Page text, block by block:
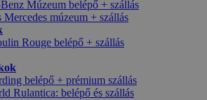
Múzeum belépő + szállás
Mercedes múzeum + szállás
Rouge belépő + szállás
belépő + prémium szállás
Rulantica: belépő és szállás